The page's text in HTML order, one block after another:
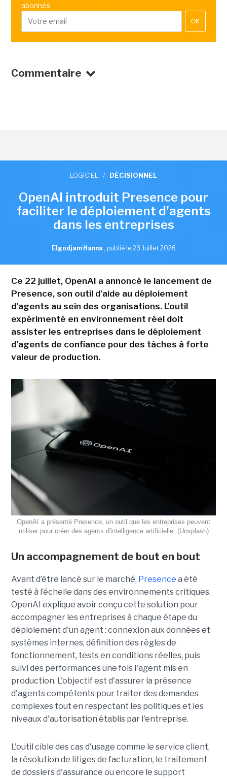
abonnés
OK
Commentaire
LOGICIEL / DÉCISIONNEL
OpenAI introduit Presence pour
faciliter le déploiement d'agents
dans les entreprises
Elgodjam Hanna , publié le 23 Juillet 2026
Ce 22 juillet, OpenAI a annoncé le lancement de
Presence, son outil d'aide au déploiement
d'agents au sein des organisations. L'outil
expérimenté en environnement réel doit
assister les entreprises dans le déploiement
d'agents de confiance pour des tâches à forte
valeur de production.
OpenAI a présenté Presence, un outil que les entreprises peuvent
utiliser pour créer des agents d'intelligence artificielle. (Unsplash)
Un accompagnement de bout en bout
Avant d’être lancé sur le marché, Presence a été
testé à l’échelle dans des environnements critiques.
OpenAI explique avoir conçu cette solution pour
accompagner les entreprises à chaque étape du
déploiement d'un agent : connexion aux données et
systèmes internes, définition des règles de
fonctionnement, tests en conditions réelles, puis
suivi des performances une fois l'agent mis en
production. L'objectif est d'assurer la présence
d'agents compétents pour traiter des demandes
complexes tout en respectant les politiques et les
niveaux d'autorisation établis par l'entreprise.
L'outil cible des cas d'usage comme le service client,
la résolution de litiges de facturation, le traitement
de dossiers d'assurance ou encore le support